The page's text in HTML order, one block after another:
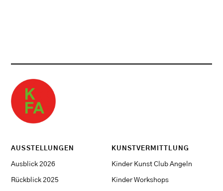
AUSSTELLUNGEN
Ausblick 2026
Rückblick 2025
KUNSTVERMITTLUNG
Kinder Kunst Club Angeln
Kinder Workshops